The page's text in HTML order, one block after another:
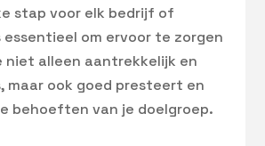
stap voor elk bedrijf of
om ervoor te zorgen
niet alleen aantrekkelijk en
maar ook goed presteert en
behoeften van je doelgroep.